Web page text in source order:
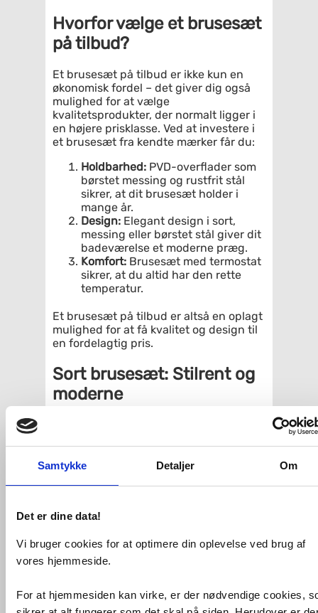
Samtykke Detaljer Om
Det er dine data!
Vi bruger cookies for at optimere din oplevelse ved brug af
vores hjemmeside.
For at hjemmesiden kan virke, er der nødvendige cookies,
Hvorfor vælge et brusesæt
på tilbud?
Et brusesæt på tilbud er ikke kun en
økonomisk fordel – det giver dig også
mulighed for at vælge
kvalitetsprodukter, der normalt ligger i
en højere prisklasse. Ved at investere i
et brusesæt fra kendte mærker får du:
Holdbarhed: PVD-overflader som
børstet messing og rustfrit stål
sikrer, at dit brusesæt holder i
mange år.
Design: Elegant design i sort,
messing eller børstet stål giver dit
badeværelse et moderne præg.
Komfort: Brusesæt med termostat
sikrer, at du altid har den rette
temperatur.
Et brusesæt på tilbud er altså en oplagt
mulighed for at få kvalitet og design til
en fordelagtig pris.
Sort brusesæt: Stilrent og
moderne
matte sorte finish er både trendy og
brusesæt inkluderer:
Nem rengøring:Den matte
overflade gør det nemt at holde
perfekt ind i både moderne og